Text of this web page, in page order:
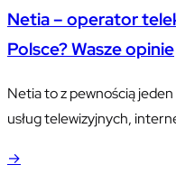
osoby młode, które dzięki
wtedy, gdy tego potrzebują
Netia – operator
Polsce? Wasze opinie
Netia to z pewnością
usług telewizyjnych,
kraju. Firma cieszy się
→